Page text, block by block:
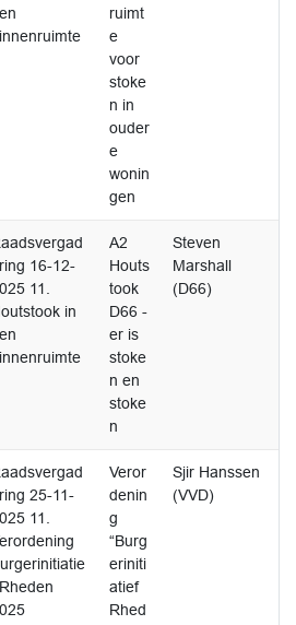
ruimt
e
voor
stoke
n in
ouder
e
wonin
gen
16-12-
11.
in
A2
Houts
took
D66 -
er is
stoke
n en
stoke
n
Steven
Marshall
(D66)
25-11-
11.
Veror
denin
g
“Burg
eriniti
atief
Rhed
Sjir Hanssen
(VVD)